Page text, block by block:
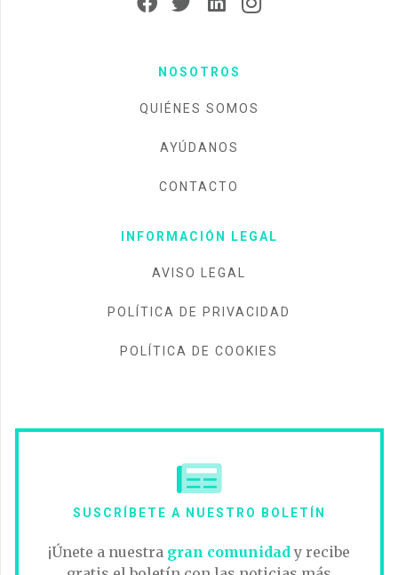
NOSOTROS
QUIÉNES SOMOS
AYÚDANOS
CONTACTO
INFORMACIÓN LEGAL
AVISO LEGAL
POLÍTICA DE PRIVACIDAD
POLÍTICA DE COOKIES
SUSCRÍBETE A NUESTRO BOLETÍN
¡Únete a nuestra gran comunidad y recibe